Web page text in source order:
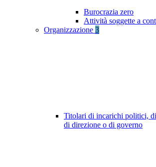
Burocrazia zero
Attività soggette a
Organizzazione 3
Titolari di incarichi politici,
di direzione o di governo